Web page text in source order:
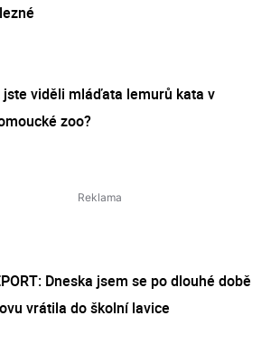
jste viděli mláďata lemurů kata v
zoo?
Dneska jsem se po dlouhé době
vrátila do školní lavice